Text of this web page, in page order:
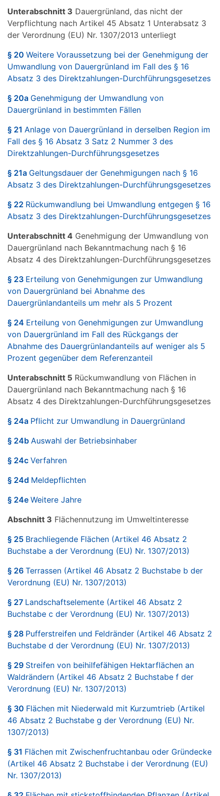
Unterabschnitt 3 Dauergrünland, das nicht der
Verpflichtung nach Artikel 45 Absatz 1 Unterabsatz 3
der Verordnung (EU) Nr. 1307/2013 unterliegt
§ 20 Weitere Voraussetzung bei der Genehmigung der
Umwandlung von Dauergrünland im Fall des § 16
Absatz 3 des Direktzahlungen-Durchführungsgesetzes
§ 20a Genehmigung der Umwandlung von
Dauergrünland in bestimmten Fällen
§ 21 Anlage von Dauergrünland in derselben Region im
Fall des § 16 Absatz 3 Satz 2 Nummer 3 des
Direktzahlungen-Durchführungsgesetzes
§ 21a Geltungsdauer der Genehmigungen nach § 16
Absatz 3 des Direktzahlungen-Durchführungsgesetzes
§ 22 Rückumwandlung bei Umwandlung entgegen § 16
Absatz 3 des Direktzahlungen-Durchführungsgesetzes
Unterabschnitt 4 Genehmigung der Umwandlung von
Dauergrünland nach Bekanntmachung nach § 16
Absatz 4 des Direktzahlungen-Durchführungsgesetzes
§ 23 Erteilung von Genehmigungen zur Umwandlung
von Dauergrünland bei Abnahme des
Dauergrünlandanteils um mehr als 5 Prozent
§ 24 Erteilung von Genehmigungen zur Umwandlung
von Dauergrünland im Fall des Rückgangs der
Abnahme des Dauergrünlandanteils auf weniger als 5
Prozent gegenüber dem Referenzanteil
Unterabschnitt 5 Rückumwandlung von Flächen in
Dauergrünland nach Bekanntmachung nach § 16
Absatz 4 des Direktzahlungen-Durchführungsgesetzes
§ 24a Pflicht zur Umwandlung in Dauergrünland
§ 24b Auswahl der Betriebsinhaber
§ 24c Verfahren
§ 24d Meldepflichten
§ 24e Weitere Jahre
Abschnitt 3 Flächennutzung im Umweltinteresse
§ 25 Brachliegende Flächen (Artikel 46 Absatz 2
Buchstabe a der Verordnung (EU) Nr. 1307/2013)
§ 26 Terrassen (Artikel 46 Absatz 2 Buchstabe b der
Verordnung (EU) Nr. 1307/2013)
§ 27 Landschaftselemente (Artikel 46 Absatz 2
Buchstabe c der Verordnung (EU) Nr. 1307/2013)
§ 28 Pufferstreifen und Feldränder (Artikel 46 Absatz 2
Buchstabe d der Verordnung (EU) Nr. 1307/2013)
§ 29 Streifen von beihilfefähigen Hektarflächen an
Waldrändern (Artikel 46 Absatz 2 Buchstabe f der
Verordnung (EU) Nr. 1307/2013)
§ 30 Flächen mit Niederwald mit Kurzumtrieb (Artikel
46 Absatz 2 Buchstabe g der Verordnung (EU) Nr.
1307/2013)
§ 31 Flächen mit Zwischenfruchtanbau oder Gründecke
(Artikel 46 Absatz 2 Buchstabe i der Verordnung (EU)
Nr. 1307/2013)